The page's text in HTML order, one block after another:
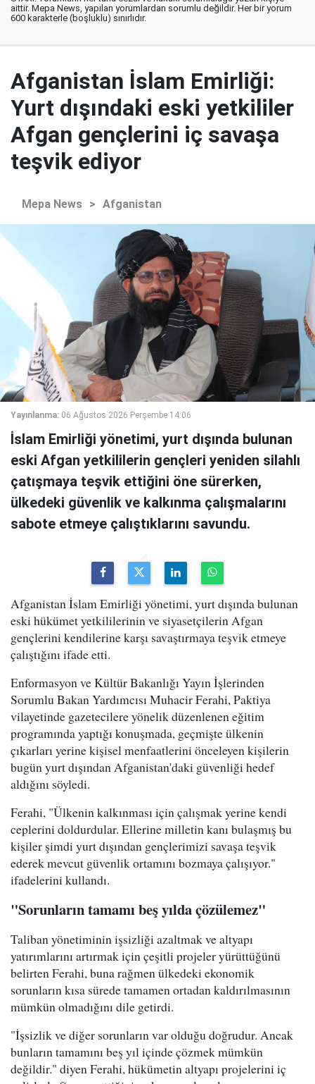
aittir. Mepa News, yapılan yorumlardan sorumlu değildir. Her bir yorum
600 karakterle (boşluklu) sınırlıdır.
Afganistan İslam Emirliği:
Yurt dışındaki eski yetkililer
Afgan gençlerini iç savaşa
teşvik ediyor
Mepa News > Afganistan
Yayınlanma: 06 Ağustos 2026 Perşembe 14:06
İslam Emirliği yönetimi, yurt dışında bulunan
eski Afgan yetkililerin gençleri yeniden silahlı
çatışmaya teşvik ettiğini öne sürerken,
ülkedeki güvenlik ve kalkınma çalışmalarını
sabote etmeye çalıştıklarını savundu.
Afganistan İslam Emirliği yönetimi, yurt dışında bulunan
eski hükümet yetkililerinin ve siyasetçilerin Afgan
gençlerini kendilerine karşı savaştırmaya teşvik etmeye
çalıştığını ifade etti.
Enformasyon ve Kültür Bakanlığı Yayın İşlerinden
Sorumlu Bakan Yardımcısı Muhacir Ferahi, Paktiya
vilayetinde gazetecilere yönelik düzenlenen eğitim
programında yaptığı konuşmada, geçmişte ülkenin
çıkarları yerine kişisel menfaatlerini önceleyen kişilerin
bugün yurt dışından Afganistan'daki güvenliği hedef
aldığını söyledi.
Ferahi, "Ülkenin kalkınması için çalışmak yerine kendi
ceplerini doldurdular. Ellerine milletin kanı bulaşmış bu
kişiler şimdi yurt dışından gençlerimizi savaşa teşvik
ederek mevcut güvenlik ortamını bozmaya çalışıyor."
ifadelerini kullandı.
"Sorunların tamamı beş yılda çözülemez"
Taliban yönetiminin işsizliği azaltmak ve altyapı
yatırımlarını artırmak için çeşitli projeler yürüttüğünü
belirten Ferahi, buna rağmen ülkedeki ekonomik
sorunların kısa sürede tamamen ortadan kaldırılmasının
mümkün olmadığını dile getirdi.
"İşsizlik ve diğer sorunların var olduğu doğrudur. Ancak
bunların tamamını beş yıl içinde çözmek mümkün
değildir." diyen Ferahi, hükümetin altyapı projelerini iç